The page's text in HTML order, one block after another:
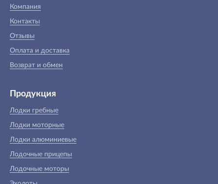
Компания
Контакты
Отзывы
Оплата и доставка
Возврат и обмен
Продукция
Лодки гребные
Лодки моторные
Лодки алюминиевые
Лодочные прицепы
Лодочные моторы